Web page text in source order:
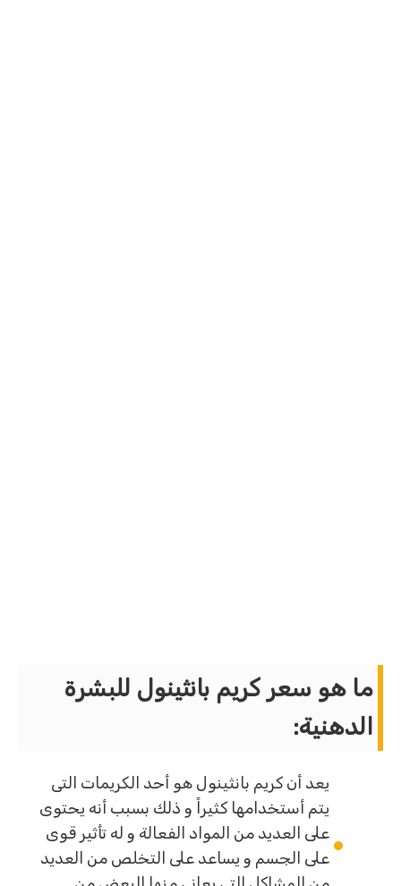
ما هو سعر كريم بانثينول للبشرة
الدهنية:
يعد أن كريم بانثينول هو أحد الكريمات التى
يتم أستخدامها كثيراً و ذلك بسبب أنه يحتوى
على العديد من المواد الفعالة و له تأثير قوى
على الجسم و يساعد على التخلص من العديد